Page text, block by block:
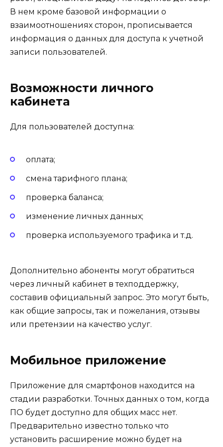
В нем кроме базовой информации о
взаимоотношениях сторон, прописывается
информация о данных для доступа к учетной
записи пользователей.
Возможности личного
кабинета
Для пользователей доступна:
оплата;
смена тарифного плана;
проверка баланса;
изменение личных данных;
проверка используемого трафика и т.д.
Дополнительно абоненты могут обратиться
через личный кабинет в техподдержку,
составив официальный запрос. Это могут быть,
как общие запросы, так и пожелания, отзывы
или претензии на качество услуг.
Мобильное приложение
Приложение для смартфонов находится на
стадии разработки. Точных данных о том, когда
ПО будет доступно для общих масс нет.
Предварительно известно только что
установить расширение можно будет на